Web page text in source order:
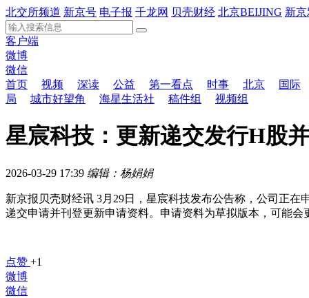
北交所频道 新京号 电子报 千龙网 贝壳财经 北京BEIJING 新
客户端
微博
微信
首页
视频 深读 公益 第一看点 时事 北京
国际
局
城市好望角 海星生活社 稿件组 视频组
星宸科技：更新递交发行H股
2026-03-29 17:39 编辑：杨娟娟
新京报贝壳财经讯 3月29日，星宸科技发布公告称，公司正在
递交申请并刊登更新申请资料。申请资料为草拟版本，可能
点赞 +1
微博
微信